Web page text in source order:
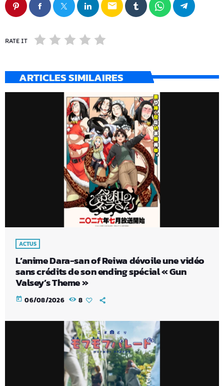
email
RATE IT
ARTICLES SIMILAIRES
ACTUS
L’anime Dara-san of Reiwa dévoile une vidéo
sans crédits de son ending spécial « Gun
Valsey’s Theme »
today 06/08/2026 8